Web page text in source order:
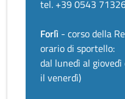
tel. +39 0543
Forlì - corso della
orario di sportello:
dal lunedì al
il venerdì)